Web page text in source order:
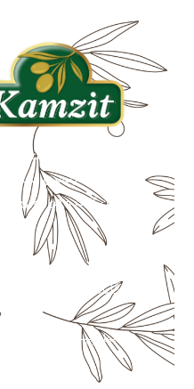
افزایش رضایتمندی
ماشین آلات و فن آوری
آدرس ما :
گلستان،
© تمامی حقوق محفوظ و